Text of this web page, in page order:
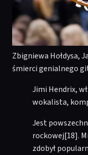
Zbigniewa Hołdysa,
śmierci genialnego
Jimi Hendrix,
wokalista,
Jest
rockowej[18].
zdobył